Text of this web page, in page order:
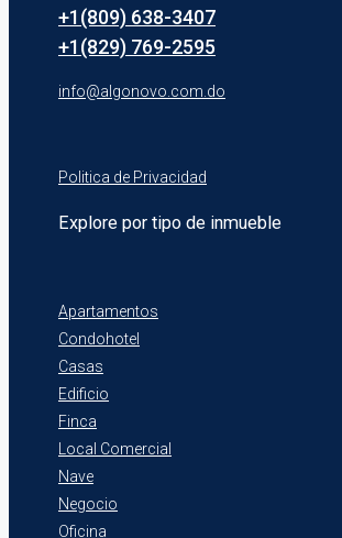
+1(809) 638-3407
+1(829) 769-2595
info@algonovo.com.do
Politica de Privacidad
Explore por tipo de inmueble
Apartamentos
Condohotel
Casas
Edificio
Finca
Local Comercial
Nave
Negocio
Oficina